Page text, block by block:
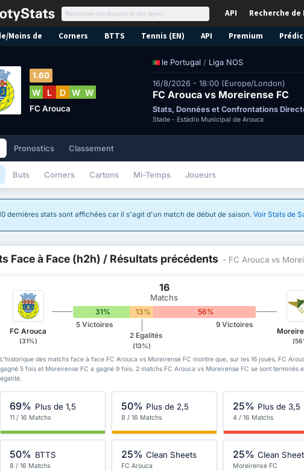
Recherche de
API
Moins de Corners BTTS Tennis (EN) API Premium
le Portugal / Liga NOS
16/8/2026 - 18:00 (Europe/London)
FC Arouca vs Moreirense FC
Stats, Données et Confrontations
Stade - Estádio Municipal de Arouca
1.60
W L D W W
FC Arouca
Pronostics Classement
Buts Corners Cartons Mi-Temps Joueurs
dernières stats sont affichées car il s'agit d'un match de début de saison. Voir Stats de
Face à Face (h2h) / Résultats précédents - FC Arouca vs
FC Arouca
(31%)
16
Matchs
31% 13% 56%
5 Victoires
2 Egalités
(13%)
9 Victoires
L'historique des matchs face à face FC Arouca vs Moreirense FC montre que, sur les 16 joués, FC
gagné 5 fois et Moreirense FC a gagné 9 fois. 2 matchs FC Arouca vs Moreirense FC se sont terminés
égalité.
69% Plus de 1,5
11 / 16 Matchs
50% Plus de 2,5
8 / 16 Matchs
25% Plus de 3,5
4 / 16 Matchs
50% BTTS
8 / 16 Matchs
25% Clean Sheets
FC Arouca
25% Clean
Moreirense FC